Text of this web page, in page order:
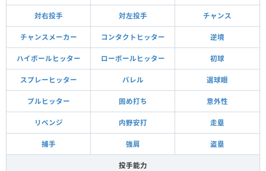
対右投手 対左投手 チャンス
チャンスメーカー コンタクトヒッター 逆境
ハイボールヒッター ローボールヒッター 初球
スプレーヒッター バレル 選球眼
プルヒッター 固め打ち 意外性
リベンジ 内野安打 走塁
捕手 強肩 盗塁
投手能力